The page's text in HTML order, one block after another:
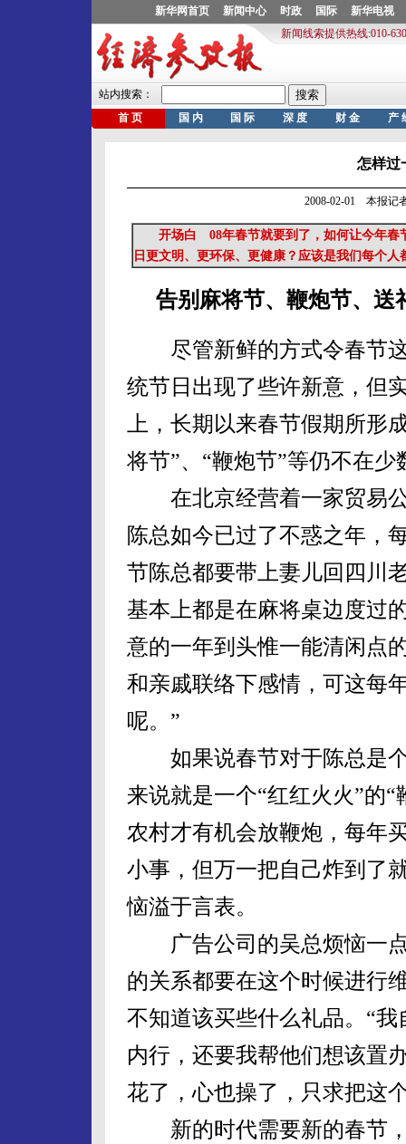
怎样过
2008-02-01 本报记
开场白 08年春节就要到了，如何让今年春
日更文明、更环保、更健康？应该是我们每个人
告别麻将节、鞭炮节、送
尽管新鲜的方式令春节
统节日出现了些许新意，但
上，长期以来春节假期所形
将节”、“鞭炮节”等仍不在少
在北京经营着一家贸易
陈总如今已过了不惑之年，
节陈总都要带上妻儿回四川
基本上都是在麻将桌边度过
意的一年到头惟一能清闲点
和亲戚联络下感情，可这每
呢。”
如果说春节对于陈总是个
来说就是一个“红红火火”的
农村才有机会放鞭炮，每年
小事，但万一把自己炸到了
恼溢于言表。
广告公司的吴总烦恼一点
的关系都要在这个时候进行
不知道该买些什么礼品。“
内行，还要我帮他们想该置
花了，心也操了，只求把这
新的时代需要新的春节，